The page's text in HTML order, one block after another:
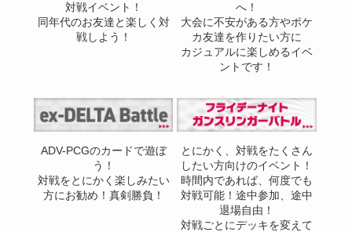
対戦イベント！
同年代のお友達と楽しく対
戦しよう！
へ！
大会に不安がある方やポケ
カ友達を作りたい方に
カジュアルに楽しめるイベ
ントです！
ADV-PCGのカードで遊ぼ
う！
対戦をとにかく楽しみたい
方にお勧め！真剣勝負！
とにかく、対戦をたくさん
したい方向けのイベント！
時間内であれば、何度でも
対戦可能！途中参加、途中
退場自由！
対戦ごとにデッキを変えて